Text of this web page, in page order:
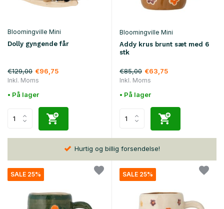
Bloomingville Mini
Dolly gyngende får
€129,00 €96,75
Inkl. Moms
• På lager
Bloomingville Mini
Addy krus brunt sæt med 6
stk
€85,00 €63,75
Inkl. Moms
• På lager
Hurtig og billig forsendelse!
SALE 25% SALE 25%